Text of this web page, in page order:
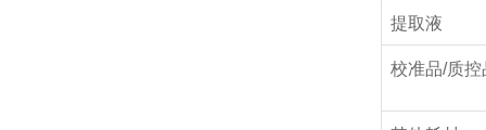
提取液
校准品/质控